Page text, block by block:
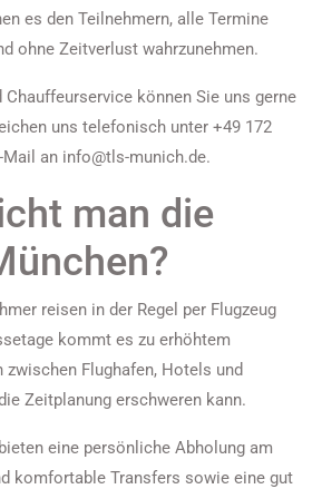
es den Teilnehmern, alle Termine
ohne Zeitverlust wahrzunehmen.
Chauffeurservice können Sie uns gerne
uns telefonisch unter +49 172
Mail an info@tls-munich.de.
man die
reisen in der Regel per Flugzeug
kommt es zu erhöhtem
Flughafen, Hotels und
Zeitplanung erschweren kann.
eine persönliche Abholung am
komfortable Transfers sowie eine gut